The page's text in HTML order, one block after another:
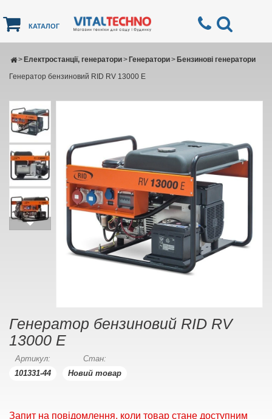
КАТАЛОГ
Електростанції, генератори
> Генератори
> Бензинові генератори
>
Генератор бензиновий RID RV 13000 E
Генератор бензиновий RID RV
13000 E
Артикул:
101331-44
Стан:
Новий товар
Запит на повідомлення, коли товар стане доступним